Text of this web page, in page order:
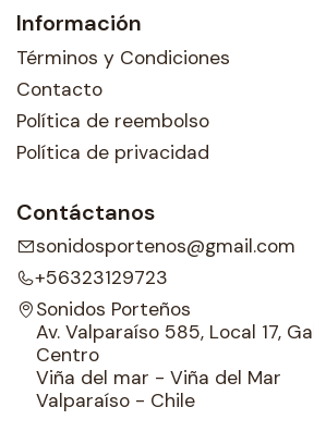
Información
Términos y Condiciones
Contacto
Política de reembolso
Política de privacidad
Contáctanos
sonidosportenos@gmail.com
+56323129723
Sonidos Porteños
Av. Valparaíso 585, Local 17,
Centro
Viña del mar - Viña del Mar
Valparaíso - Chile